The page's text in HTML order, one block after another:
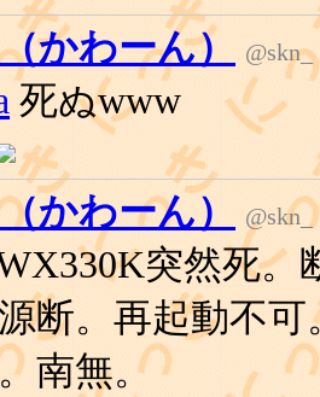
かわーん）
@skn_
死ぬwww
かわーん）
@skn_
突然死
断。再起動不
南無。